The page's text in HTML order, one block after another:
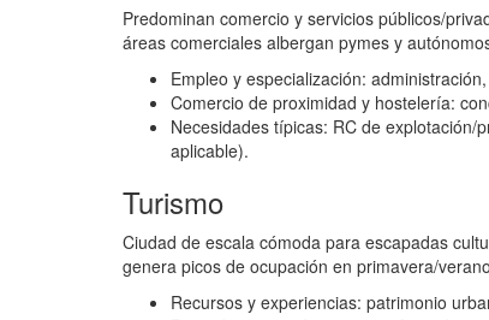
Predominan comercio y servicios públicos/
áreas comerciales albergan pymes y
Empleo y especialización:
Comercio de proximidad y hostelería:
Necesidades típicas: RC de
aplicable).
Turismo
Ciudad de escala cómoda para escapadas
genera picos de ocupación en primavera/
Recursos y experiencias: patrimonio